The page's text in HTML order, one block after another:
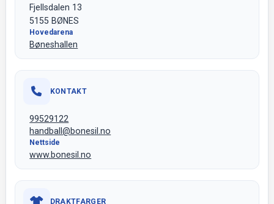
Fjellsdalen 13
5155 BØNES
Hovedarena
Bøneshallen
KONTAKT
99529122
handball@bonesil.no
Nettside
www.bonesil.no
DRAKTFARGER